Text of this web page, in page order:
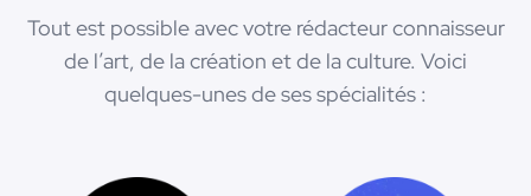
Tout est possible avec votre rédacteur connaisseur
de l’art, de la création et de la culture. Voici
quelques-unes de ses spécialités :